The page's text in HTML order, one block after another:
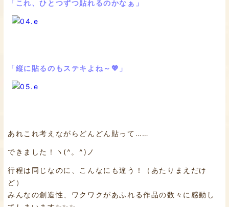
「これ、ひとつずつ貼れるのかなぁ」
「縦に貼るのもステキよね～💖」
あれこれ考えながらどんどん貼って……
できました！ヽ(^。^)ノ
行程は同じなのに、こんなにも違う！（あたりまえだけ
ど）
みんなの創造性、ワクワクがあふれる作品の数々に感動し